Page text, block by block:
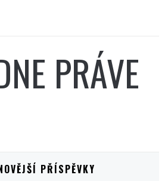
PRÁVE
PŘÍSPĚVKY